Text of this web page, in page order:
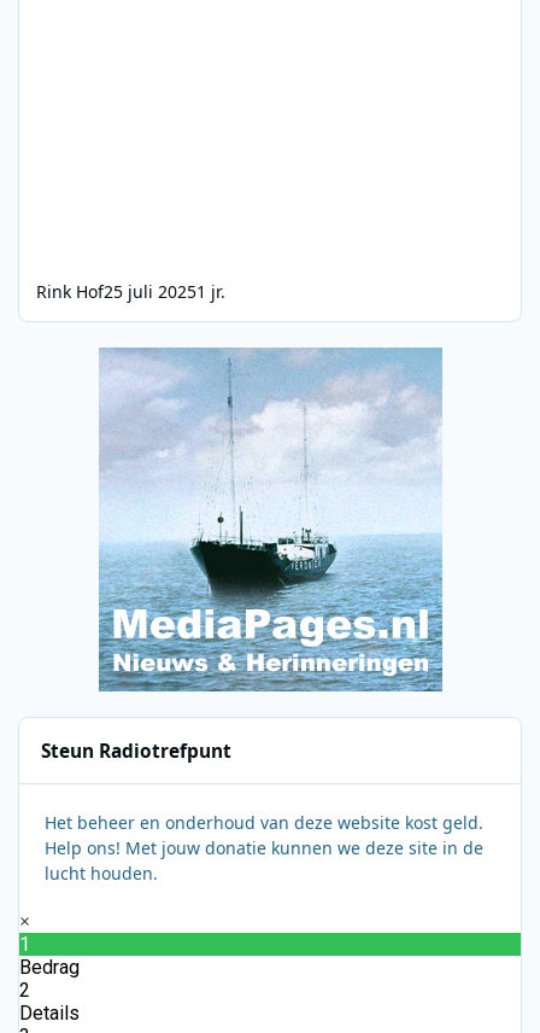
Rink Hof25 juli 20251 jr.
Steun Radiotrefpunt
Het beheer en onderhoud van deze website kost geld.
Help ons! Met jouw donatie kunnen we deze site in de
lucht houden.